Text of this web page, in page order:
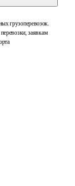
грузоперевозок.
заявкам